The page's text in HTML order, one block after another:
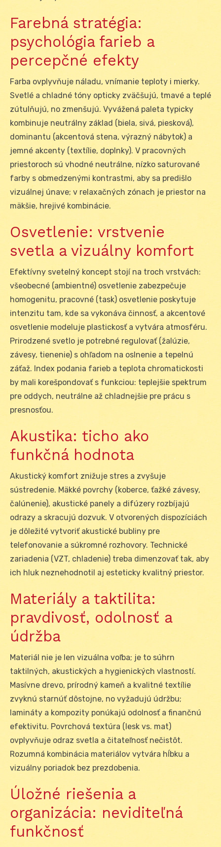
Farebná stratégia:
psychológia farieb a
percepčné efekty
Farba ovplyvňuje náladu, vnímanie teploty i mierky.
Svetlé a chladné tóny opticky zväčšujú, tmavé a teplé
zútulňujú, no zmenšujú. Vyvážená paleta typicky
kombinuje neutrálny základ (biela, sivá, piesková),
dominantu (akcentová stena, výrazný nábytok) a
jemné akcenty (textílie, doplnky). V pracovných
priestoroch sú vhodné neutrálne, nízko saturované
farby s obmedzenými kontrastmi, aby sa predišlo
vizuálnej únave; v relaxačných zónach je priestor na
mäkšie, hrejivé kombinácie.
Osvetlenie: vrstvenie
svetla a vizuálny komfort
Efektívny svetelný koncept stojí na troch vrstvách:
všeobecné (ambientné) osvetlenie zabezpečuje
homogenitu, pracovné (task) osvetlenie poskytuje
intenzitu tam, kde sa vykonáva činnosť, a akcentové
osvetlenie modeluje plastickosť a vytvára atmosféru.
Prirodzené svetlo je potrebné regulovať (žalúzie,
závesy, tienenie) s ohľadom na oslnenie a tepelnú
záťaž. Index podania farieb a teplota chromatickosti
by mali korešpondovať s funkciou: teplejšie spektrum
pre oddych, neutrálne až chladnejšie pre prácu s
presnosťou.
Akustika: ticho ako
funkčná hodnota
Akustický komfort znižuje stres a zvyšuje
sústredenie. Mäkké povrchy (koberce, ťažké závesy,
čalúnenie), akustické panely a difúzery rozbíjajú
odrazy a skracujú dozvuk. V otvorených dispozíciách
je dôležité vytvoriť akustické bubliny pre
telefonovanie a súkromné rozhovory. Technické
zariadenia (VZT, chladenie) treba dimenzovať tak, aby
ich hluk neznehodnotil aj esteticky kvalitný priestor.
Materiály a taktilita:
pravdivosť, odolnosť a
údržba
Materiál nie je len vizuálna voľba; je to súhrn
taktilných, akustických a hygienických vlastností.
Masívne drevo, prírodný kameň a kvalitné textílie
zvyknú starnúť dôstojne, no vyžadujú údržbu;
lamináty a kompozity ponúkajú odolnosť a finančnú
efektivitu. Povrchová textúra (lesk vs. mat)
ovplyvňuje odraz svetla a čitateľnosť nečistôt.
Rozumná kombinácia materiálov vytvára hĺbku a
vizuálny poriadok bez prezdobenia.
Úložné riešenia a
organizácia: neviditeľná
funkčnosť